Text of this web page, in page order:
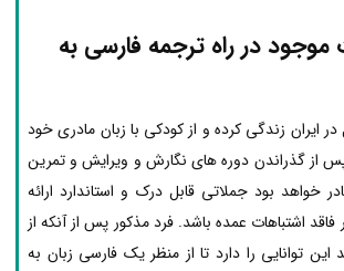
در راه ترجمه فارسی به
ایران زندگی کرده و از کودکی با زبان مادری خود
از گذراندن دوره ­های نگارش و ویرایش و تمرین
خواهد بود جملاتی قابل درک و استاندارد ارائه
اشتباهات عمده باشد. فرد مذکور پس از آنکه از
توانایی را دارد تا از منظر یک فارسی­ زبان به